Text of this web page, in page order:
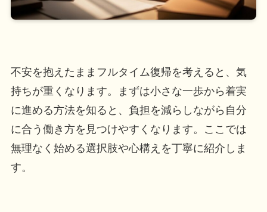
不安を抱えたままフルタイム復帰を考えると、気
持ちが重くなります。まずは小さな一歩から着実
に進める方法を知ると、負担を減らしながら自分
に合う働き方を見つけやすくなります。ここでは
無理なく始める選択肢や心構えを丁寧に紹介しま
す。